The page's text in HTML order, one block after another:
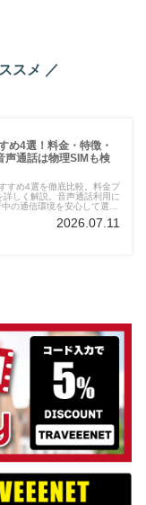
スメ ／
め4選！料金・特徴・
声通話は物理SIMも検
すめ4選を徹底比較。料金プ
しく解説。音声通話利用に
の通信環境を安心して選べ
2026.07.11